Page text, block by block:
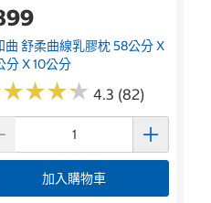
曲 舒柔曲線乳膠枕 58公分 X
分 X 10公分
★★★★
★★★★ 4.3 (82)
加入購物車